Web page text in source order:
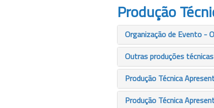
Produção
Organização de Evento -
Outras produções técnicas
Produção Técnica
Produção Técnica